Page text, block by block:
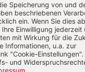
Theologie
argumentierende,